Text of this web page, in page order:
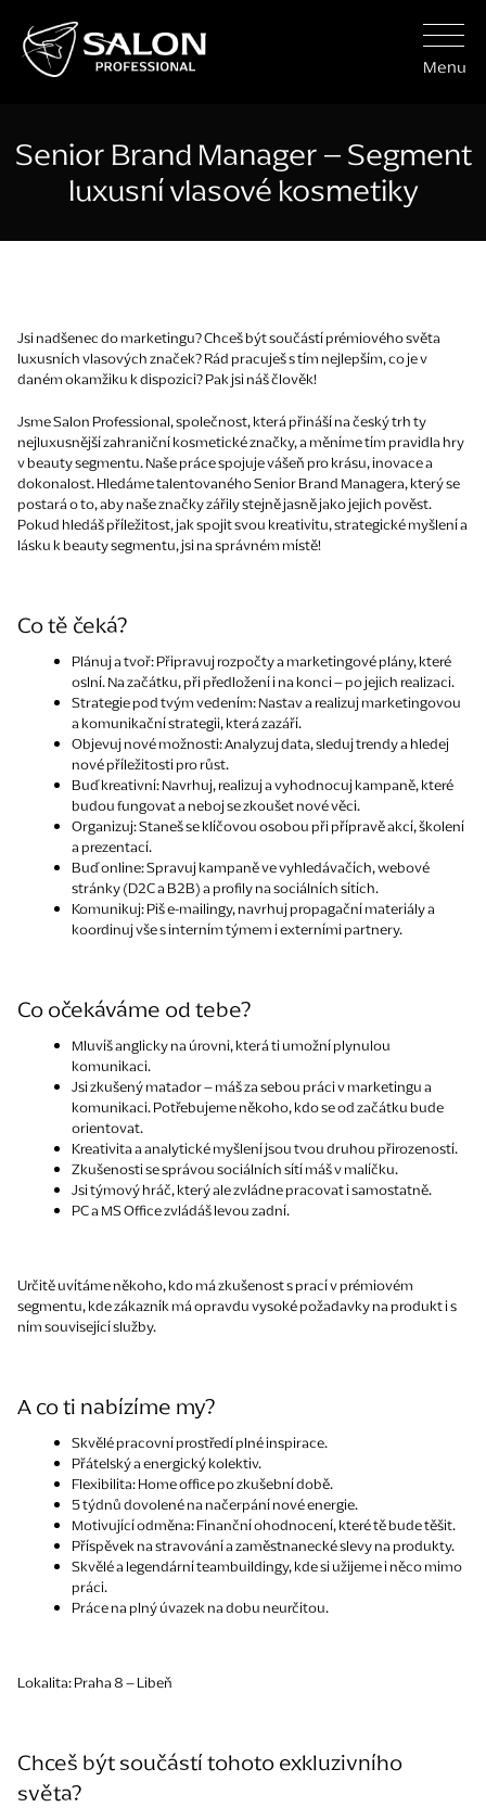
Menu
Senior Brand Manager – Segment
luxusní vlasové kosmetiky
Jsi nadšenec do marketingu? Chceš být součástí prémiového světa
luxusních vlasových značek? Rád pracuješ s tím nejlepším, co je v
daném okamžiku k dispozici? Pak jsi náš člověk!
Jsme Salon Professional, společnost, která přináší na český trh ty
nejluxusnější zahraniční kosmetické značky, a měníme tím pravidla hry
v beauty segmentu. Naše práce spojuje vášeň pro krásu, inovace a
dokonalost. Hledáme talentovaného Senior Brand Managera, který se
postará o to, aby naše značky zářily stejně jasně jako jejich pověst.
Pokud hledáš příležitost, jak spojit svou kreativitu, strategické myšlení a
lásku k beauty segmentu, jsi na správném místě!
Co tě čeká?
Plánuj a tvoř: Připravuj rozpočty a marketingové plány, které
oslní. Na začátku, při předložení i na konci – po jejich realizaci.
Strategie pod tvým vedením: Nastav a realizuj marketingovou
a komunikační strategii, která zazáří.
Objevuj nové možnosti: Analyzuj data, sleduj trendy a hledej
nové příležitosti pro růst.
Buď kreativní: Navrhuj, realizuj a vyhodnocuj kampaně, které
budou fungovat a neboj se zkoušet nové věci.
Organizuj: Staneš se klíčovou osobou při přípravě akcí, školení
a prezentací.
Buď online: Spravuj kampaně ve vyhledávačích, webové
stránky (D2C a B2B) a profily na sociálních sítích.
Komunikuj: Piš e-mailingy, navrhuj propagační materiály a
koordinuj vše s interním týmem i externími partnery.
Co očekáváme od tebe?
Mluvíš anglicky na úrovni, která ti umožní plynulou
komunikaci.
Jsi zkušený matador – máš za sebou práci v marketingu a
komunikaci. Potřebujeme někoho, kdo se od začátku bude
orientovat.
Kreativita a analytické myšlení jsou tvou druhou přirozeností.
Zkušenosti se správou sociálních sítí máš v malíčku.
Jsi týmový hráč, který ale zvládne pracovat i samostatně.
PC a MS Office zvládáš levou zadní.
Určitě uvítáme někoho, kdo má zkušenost s prací v prémiovém
segmentu, kde zákazník má opravdu vysoké požadavky na produkt i s
ním související služby.
A co ti nabízíme my?
Skvělé pracovní prostředí plné inspirace.
Přátelský a energický kolektiv.
Flexibilita: Home office po zkušební době.
5 týdnů dovolené na načerpání nové energie.
Motivující odměna: Finanční ohodnocení, které tě bude těšit.
Příspěvek na stravování a zaměstnanecké slevy na produkty.
Skvělé a legendární teambuildingy, kde si užijeme i něco mimo
práci.
Práce na plný úvazek na dobu neurčitou.
Lokalita: Praha 8 – Libeň
Chceš být součástí tohoto exkluzivního
světa?